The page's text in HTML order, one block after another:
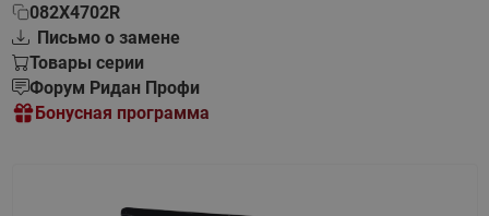
082X4702R
Письмо о замене
Товары серии
Форум Ридан Профи
Бонусная программа